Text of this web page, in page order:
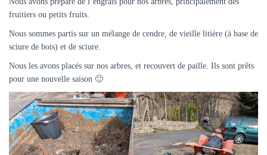
fruitiers ou petits fruits.
Nous sommes partis sur un mélange de cendre, de vieille litière (à base de
sciure de bois) et de sciure.
Nous les avons placés sur nos arbres, et recouvert de paille. Ils sont prêts
pour une nouvelle saison 🙂